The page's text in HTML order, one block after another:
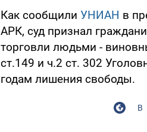
Как сообщили УНИАН в
АРК, суд признал
торговли людьми -
ст.149 и ч.2 ст. 302
годам лишения свободы.